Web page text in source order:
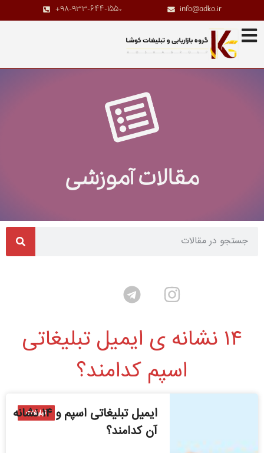
info@adko.ir
+98-933-644-1550
مقالات آموزشی
۱۴ نشانه ی ایمیل تبلیغاتی
اسپم کدامند؟
تبلیغات
ایمیل تبلیغاتی اسپم و ۱۴ نشانه
آن کدامند؟